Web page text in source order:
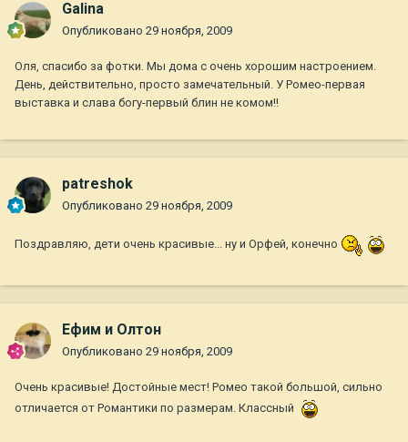
Galina
Опубликовано 29 ноября, 2009
Оля, спасибо за фотки. Мы дома с очень хорошим настроением.
День, действительно, просто замечательный. У Ромео-первая
выставка и слава богу-первый блин не комом!!
patreshok
Опубликовано 29 ноября, 2009
Поздравляю, дети очень красивые... ну и Орфей, конечно
Ефим и Олтон
Опубликовано 29 ноября, 2009
Очень красивые! Достойные мест! Ромео такой большой, сильно
отличается от Романтики по размерам. Классный